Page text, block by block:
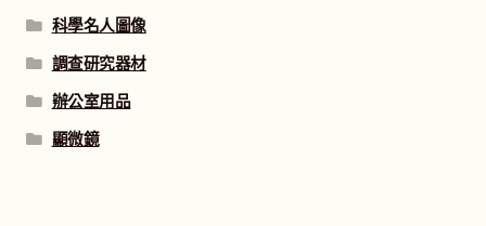
科學名人圖像
調查研究器材
辦公室用品
顯微鏡